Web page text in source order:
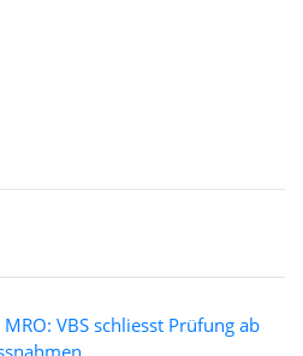
VBS schliesst Prüfung ab